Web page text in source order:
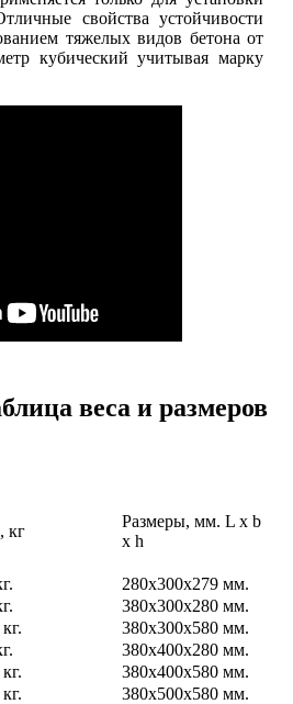
свойства устойчивости
тяжелых видов бетона от
кубический учитывая марку
веса и размеров
кг
Размеры, мм. L x b
x h
280х300х279 мм.
380х300х280 мм.
380х300х580 мм.
380х400х280 мм.
380х400х580 мм.
380х500х580 мм.